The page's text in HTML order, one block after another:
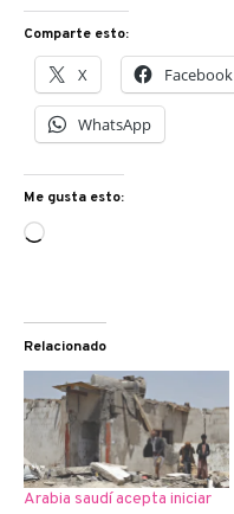
Comparte esto:
X Facebook
WhatsApp
Me gusta esto:
Cargando...
Relacionado
Arabia saudí acepta iniciar